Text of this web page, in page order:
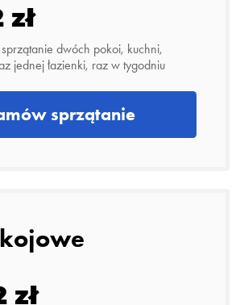
zł
dwóch pokoi, kuchni,
jednej łazienki, raz w tygodniu
sprzątanie
zł